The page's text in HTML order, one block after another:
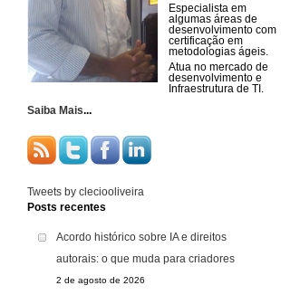
Especialista em
algumas áreas de
desenvolvimento com
certificação em
metodologias ágeis.
Atua no mercado de
desenvolvimento e
Infraestrutura de TI.
Saiba Mais...
Tweets by cleciooliveira
Posts recentes
Acordo histórico sobre IA e direitos
autorais: o que muda para criadores
2 de agosto de 2026